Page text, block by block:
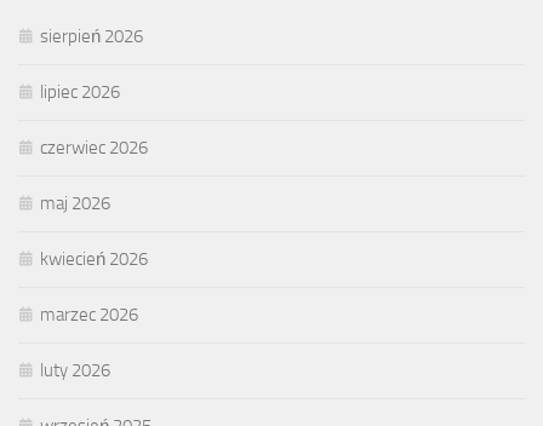
sierpień 2026
lipiec 2026
czerwiec 2026
maj 2026
kwiecień 2026
marzec 2026
luty 2026